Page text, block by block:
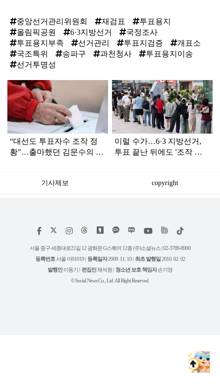
중앙선거관리위원회 재검표
투표용지
올림픽공원
6·3지방선거
국정조사
투표용지부족
선거관리 투표지검증
개표소
국조특위
송파구 과천청사
투표용지이송
선거투명성
탑
라
인
“대선도 투표자수 조작 정
황”…출마했던 김문수의 반
이럴 수가…6·3 지방선거,
투표 끝난 뒤에도 '조작 정
기사제보 copyright
페
스
인
타
램
위
트
유
튜
틱
서울 중구 세종대로22길 12 광화문 G스퀘어 12층 (주)소셜뉴스 | 02-3789-8900
등록번호 서울 아01019 | 등록일자2009. 11. 10 | 최초 발행일2010. 02. 02
발행인 이동기 | 편집인채석원 | 청소년 보호 책임자손기영
© Social News Co., Ltd. All Right Reserved.